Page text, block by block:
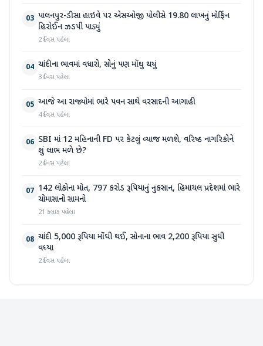
03 પાલનપુર-ડીસા હાઇવે પર એસઓજી પોલીસે 19.80 લાખનું મોર્ફિન
હિરોઈન ઝડપી પાડ્યું
2 દિવસ પહેલા
04 ચાંદીના ભાવમાં વધારો, સોનું પણ મોંઘુ થયું
3 દિવસ પહેલા
05 આજે આ રાજ્યોમાં ભારે પવન સાથે વરસાદની આગાહી
4 દિવસ પહેલા
06 SBI માં 12 મહિનાની FD પર કેટલું વ્યાજ મળશે, વરિષ્ઠ નાગરિકોને
શું લાભ મળે છે?
2 દિવસ પહેલા
07 142 લોકોના મોત, 797 કરોડ રૂપિયાનું નુકસાન, હિમાચલ પ્રદેશમાં ભારે
ચોમાસાનો સામનો
21 કલાક પહેલા
08 ચાંદી 5,000 રૂપિયા મોંઘી થઈ, સોનાના ભાવ 2,200 રૂપિયા સુધી
વધ્યા
2 દિવસ પહેલા